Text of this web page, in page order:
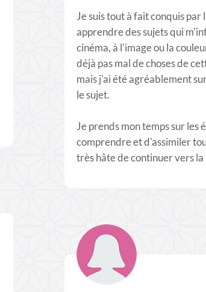
Je suis tout à fait conquis
apprendre des sujets qui
cinéma, à l'image ou la
déjà pas mal de choses de
mais j'ai été agréablement
le sujet.
Je prends mon temps sur les
comprendre et d'assimiler
très hâte de continuer vers